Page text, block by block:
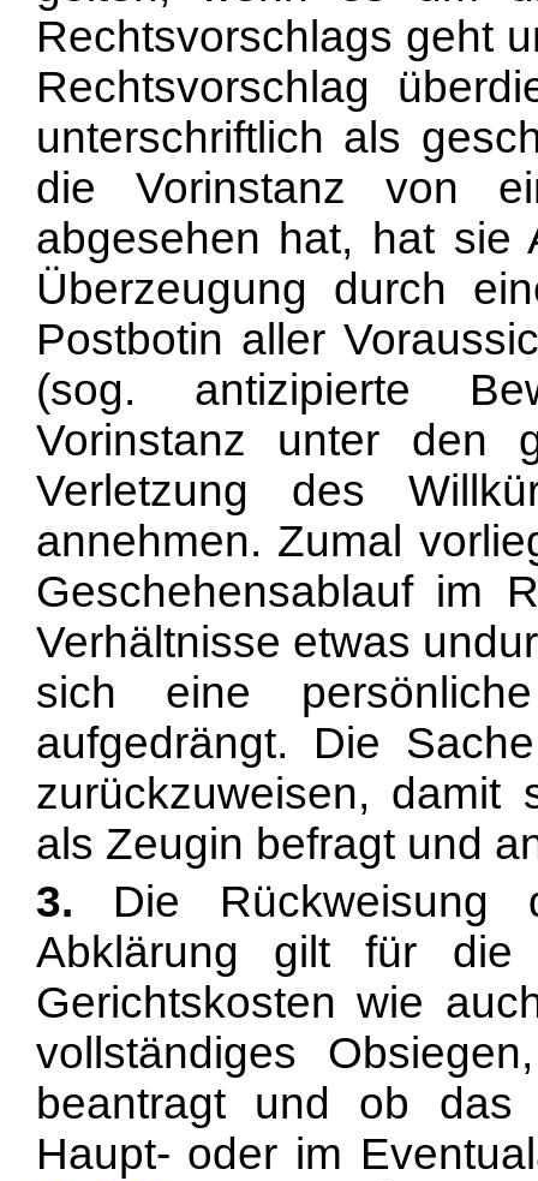
Rechtsvorschlags geht
Rechtsvorschlag
unterschriftlich als
die Vorinstanz von
abgesehen hat, hat sie
Überzeugung durch
Postbotin aller
(sog. antizipierte
Vorinstanz unter den
Verletzung des
annehmen. Zumal
Geschehensablauf im
Verhältnisse etwas
sich eine
aufgedrängt. Die
zurückzuweisen, damit
als Zeugin befragt und
3. Die Rückweisung
Abklärung gilt für die
Gerichtskosten wie
vollständiges
beantragt und ob das
Haupt- oder im